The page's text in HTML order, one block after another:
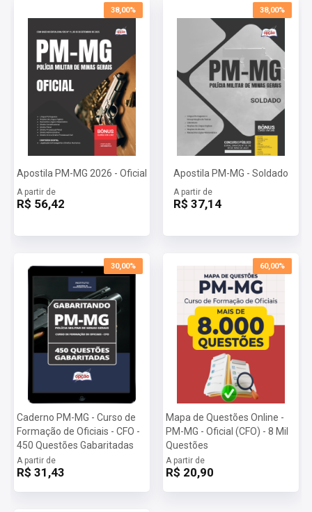
38,00%
Apostila PM-MG 2026 - Oficial
A partir de
R$ 56,42
38,00%
Apostila PM-MG - Soldado
A partir de
R$ 37,14
30,00%
Caderno PM-MG - Curso de
Formação de Oficiais - CFO -
450 Questões Gabaritadas
A partir de
R$ 31,43
60,00%
Mapa de Questões Online -
PM-MG - Oficial (CFO) - 8 Mil
Questões
A partir de
R$ 20,90